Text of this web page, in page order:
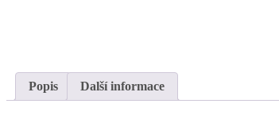
Popis Další informace